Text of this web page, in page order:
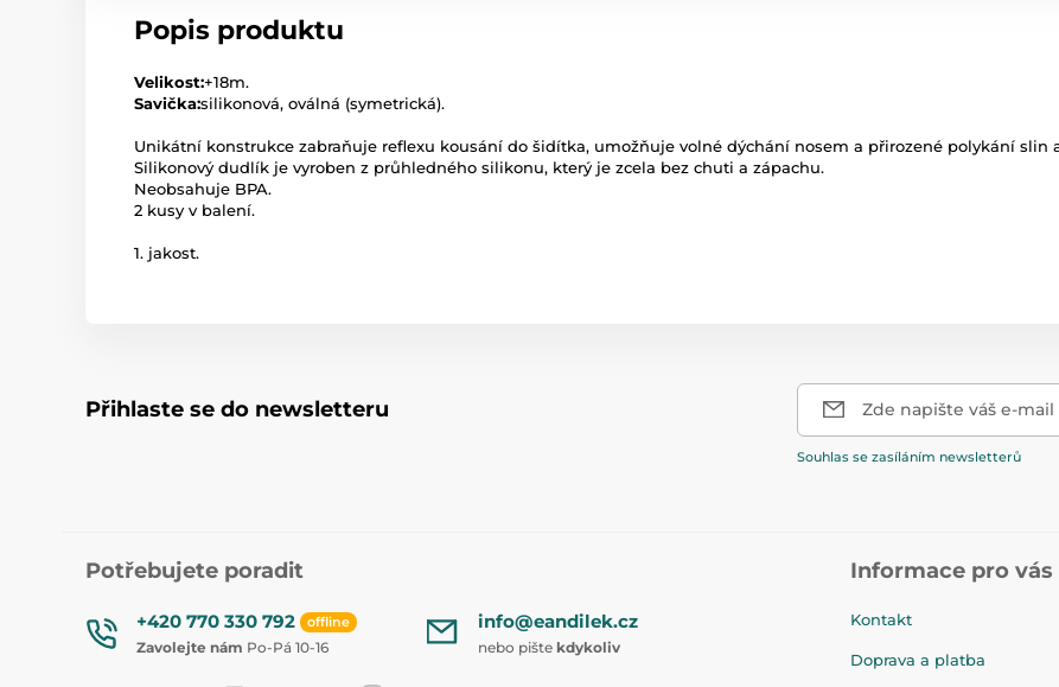
Popis produktu
Velikost:+18m.
Savička:silikonová, oválná (symetrická).
Unikátní konstrukce zabraňuje reflexu kousání do šidítka, umožňuje volné dýchání nosem a přirozené polykání slin
Silikonový dudlík je vyroben z průhledného silikonu, který je zcela bez chuti a zápachu.
Neobsahuje BPA.
2 kusy v balení.
1. jakost.
Přihlaste se do newsletteru Zde napište váš e-mail
Souhlas se zasíláním newsletterů
Potřebujete poradit
+420 770 330 792 offline
Zavolejte nám Po-Pá 10-16
info@eandilek.cz
nebo pište kdykoliv
Informace pro vás
Kontakt
Doprava a platba